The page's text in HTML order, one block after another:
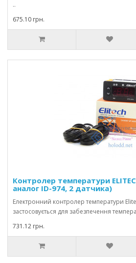
..
675.10 грн.
Контролер температури
аналог ID-974, 2 датчика)
Електронний контролер температури
застосовується для забезпечення
731.12 грн.